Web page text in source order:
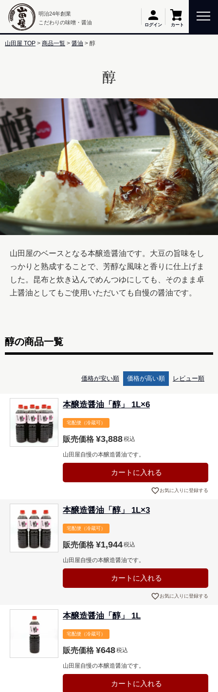
明治24年創業
こだわりの味噌・醤油
ログイン カート
山田屋 TOP 商品一覧 醤油 醇
醇
山田屋のベースとなる本醸造醤油です。大豆の旨味をし
っかりと熟成することで、芳醇な風味と香りに仕上げま
した。昆布と炊き込んでめんつゆにしても、そのまま卓
上醤油としてもご使用いただいても自慢の醤油です。
醇の商品一覧
価格が安い順 価格が高い順 レビュー順
本醸造醤油「醇」 1L×6
宅配便（冷蔵可）
販売価格 ¥3,888税込
山田屋自慢の本醸造醤油です。
カートに入れる
お気に入りに登録する
本醸造醤油「醇」 1L×3
宅配便（冷蔵可）
販売価格 ¥1,944税込
山田屋自慢の本醸造醤油です。
カートに入れる
お気に入りに登録する
本醸造醤油「醇」 1L
宅配便（冷蔵可）
販売価格 ¥648税込
山田屋自慢の本醸造醤油です。
カートに入れる